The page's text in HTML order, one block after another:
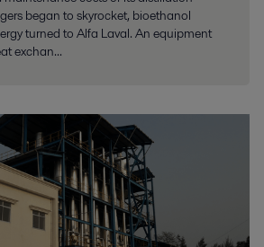
began to skyrocket, bioethanol
turned to Alfa Laval. An equipment
exchan...